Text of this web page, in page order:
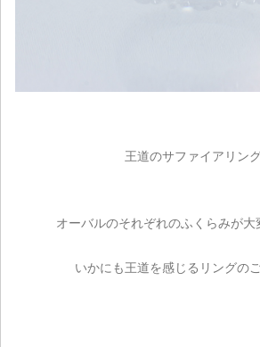
王道のサファイアリング
オーバルのそれぞれのふくらみが大
いかにも王道を感じるリングの